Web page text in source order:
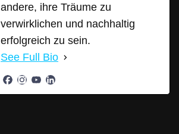
andere, ihre Träume zu
verwirklichen und nachhaltig
erfolgreich zu sein.
See Full Bio